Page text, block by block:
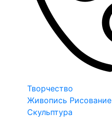
Творчество
Живопись Рисование
Скульптура